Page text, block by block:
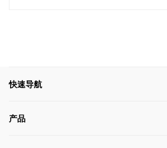
快速导航
产品